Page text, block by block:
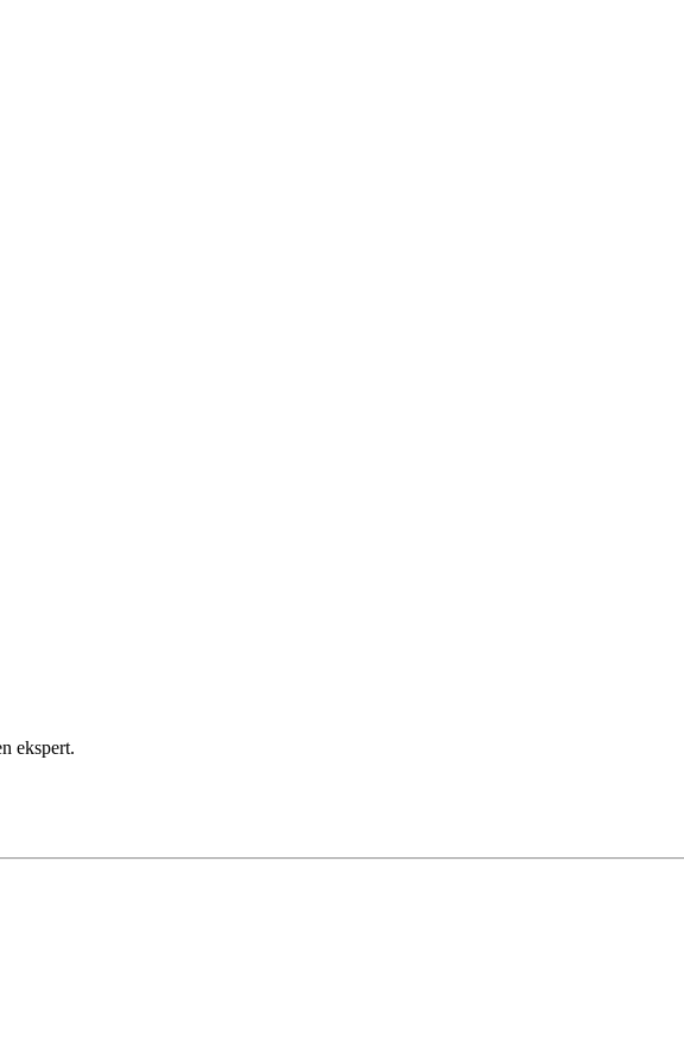
i Agentforce.
tildelingsregelen.
attributter. Den finner et samsvar basert på at kategorien er Nettverk og
til køen for nettverksstøtte.
og tildeler hendelsen til den mest kvalifiserte og tilgjengelige
For å utføre en intelligent tildeling evaluerer Salesforce automatisk
som er online og tilgjengelig for å godta nytt arbeid.
samsvares med kvalifikasjonene til kundestøtterepresentantene for å sikre at
bruker Omnikanal den definerte rutingsmodellen (som Mest tilgjengelig eller Minst
sin. Han godtar det og begynner å arbeide med problemet.
tildelt problemet, kan han også bruke Tildel med Einstein til å tildele posten til noen
fra andre hendelser til å rute problemer til den mest egnede innfrieren.
ekspert.